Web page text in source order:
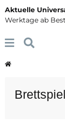
Aktuelle
Werktage ab